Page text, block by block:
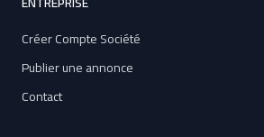
Créer Compte Société
Publier une annonce
Contact